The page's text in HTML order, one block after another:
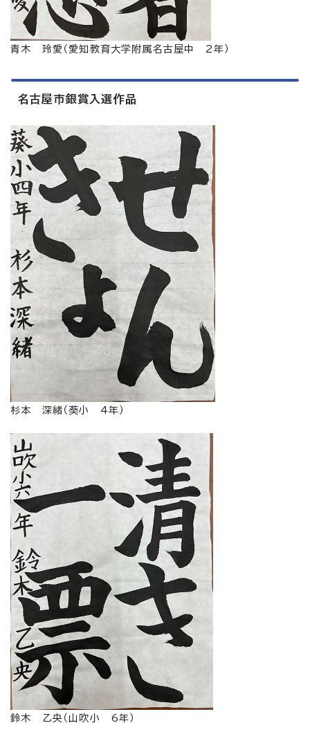
青木 玲愛（愛知教育大学附属名古屋中 2年）
名古屋市銀賞入選作品
杉本 深緒（葵小 4年）
鈴木 乙央（山吹小 6年）